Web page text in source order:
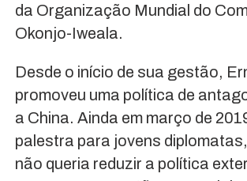
da Organização Mundial do
Okonjo-Iweala.
Desde o início de sua gestão,
promoveu uma política de
a China. Ainda em março de
palestra para jovens
não queria reduzir a política